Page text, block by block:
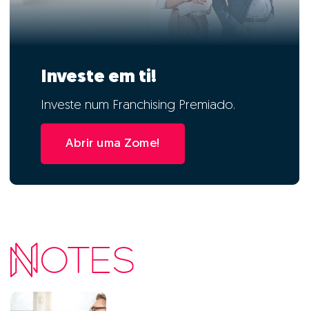
Investe em ti!
Investe num Franchising Premiado.
Abrir uma Zome!